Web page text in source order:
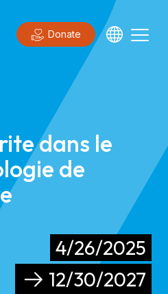
Donate
dans le
de
4/26/2025
12/30/2027